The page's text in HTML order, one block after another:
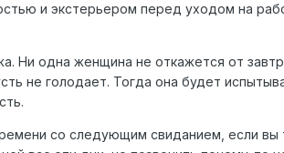
и экстерьером перед уходом на
Ни одна женщина не откажется от
не голодает. Тогда она будет
со следующим свиданием, если вы